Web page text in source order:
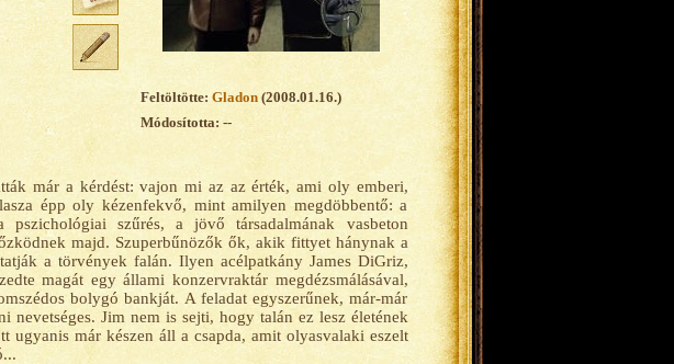
Feltöltötte: Gladon(2008.01.16.)
Módosította: --
már a kérdést: vajon mi az az érték, ami oly emberi,
épp oly kézenfekvő, mint amilyen megdöbbentő: a
szűrés, a jövő társadalmának vasbeton
majd. Szuperbűnözők ők, akik fittyet hánynak a
a törvények falán. Ilyen acélpatkány James DiGriz,
magát egy állami konzervraktár megdézsmálásával,
bolygó bankját. A feladat egyszerűnek, már-már
nevetséges. Jim nem is sejti, hogy talán ez lesz életének
ugyanis már készen áll a csapda, amit olyasvalaki eszelt